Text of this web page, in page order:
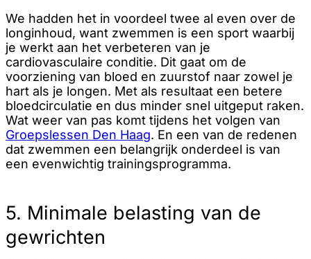
We hadden het in voordeel twee al even over de
longinhoud, want zwemmen is een sport waarbij
je werkt aan het verbeteren van je
cardiovasculaire conditie. Dit gaat om de
voorziening van bloed en zuurstof naar zowel je
hart als je longen. Met als resultaat een betere
bloedcirculatie en dus minder snel uitgeput raken.
Wat weer van pas komt tijdens het volgen van
Groepslessen Den Haag. En een van de redenen
dat zwemmen een belangrijk onderdeel is van
een evenwichtig trainingsprogramma.
5. Minimale belasting van de
gewrichten